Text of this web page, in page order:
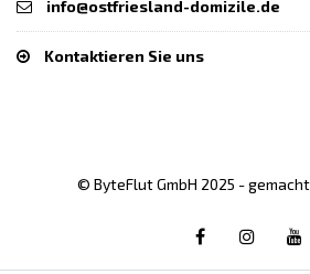
info@ostfriesland-domizile.de
Kontaktieren Sie uns
© ByteFlut GmbH 2025 -